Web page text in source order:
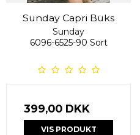
Sunday Capri Buks
Sunday
6096-6525-90 Sort
399,00 DKK
VIS PRODUKT